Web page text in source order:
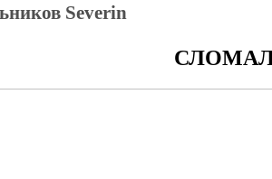
Severin